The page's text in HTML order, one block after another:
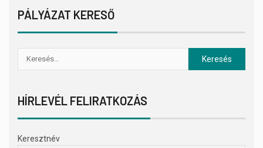
PÁLYÁZAT KERESŐ
HÍRLEVÉL FELIRATKOZÁS
Keresztnév